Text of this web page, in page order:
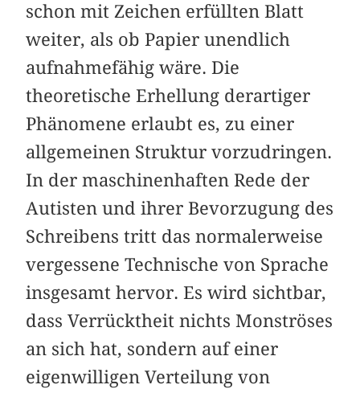
schon mit Zeichen erfüllten Blatt
weiter, als ob Papier unendlich
aufnahmefähig wäre. Die
theoretische Erhellung derartiger
Phänomene erlaubt es, zu einer
allgemeinen Struktur vorzudringen.
In der maschinenhaften Rede der
Autisten und ihrer Bevorzugung des
Schreibens tritt das normalerweise
vergessene Technische von Sprache
insgesamt hervor. Es wird sichtbar,
dass Verrücktheit nichts Monströses
an sich hat, sondern auf einer
eigenwilligen Verteilung von